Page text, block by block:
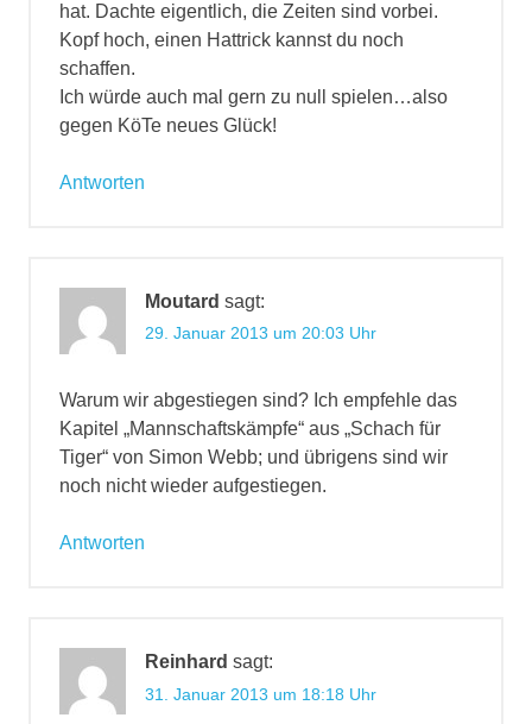
hat. Dachte eigentlich, die Zeiten sind vorbei.
Kopf hoch, einen Hattrick kannst du noch
schaffen.
Ich würde auch mal gern zu null spielen…also
gegen KöTe neues Glück!
Antworten
Moutard sagt:
29. Januar 2013 um 20:03 Uhr
Warum wir abgestiegen sind? Ich empfehle das
Kapitel „Mannschaftskämpfe“ aus „Schach für
Tiger“ von Simon Webb; und übrigens sind wir
noch nicht wieder aufgestiegen.
Antworten
Reinhard sagt:
31. Januar 2013 um 18:18 Uhr